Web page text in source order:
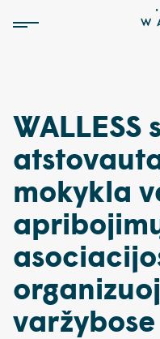
mokykla
varžybose